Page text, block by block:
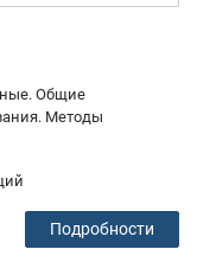
Общие
Методы
Подробности